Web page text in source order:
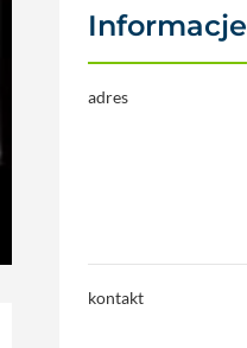
Informacje
adres
kontakt